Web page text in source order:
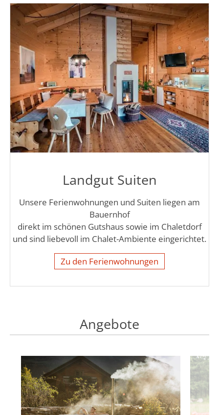
Landgut Suiten
Unsere Ferienwohnungen und Suiten liegen am
Bauernhof
direkt im schönen Gutshaus sowie im Chaletdorf
und sind liebevoll im Chalet-Ambiente eingerichtet.
Zu den Ferienwohnungen
Angebote